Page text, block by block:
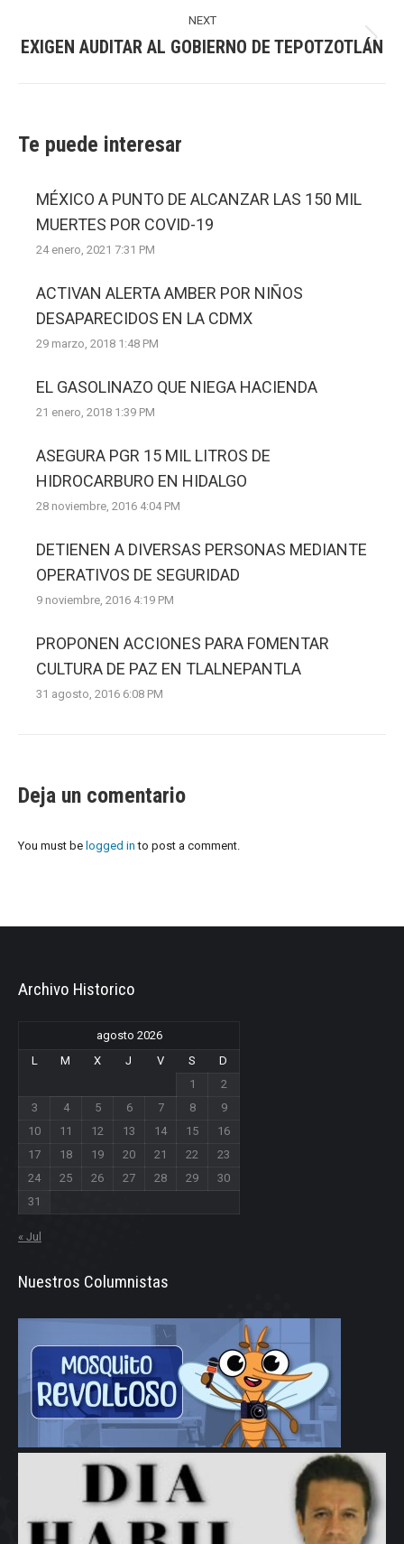
NEXT
Next
EXIGEN AUDITAR AL GOBIERNO DE TEPOTZOTLÁN
Te puede interesar
MÉXICO A PUNTO DE ALCANZAR LAS 150 MIL
MUERTES POR COVID-19
24 enero, 2021 7:31 PM
ACTIVAN ALERTA AMBER POR NIÑOS
DESAPARECIDOS EN LA CDMX
29 marzo, 2018 1:48 PM
EL GASOLINAZO QUE NIEGA HACIENDA
21 enero, 2018 1:39 PM
ASEGURA PGR 15 MIL LITROS DE
HIDROCARBURO EN HIDALGO
28 noviembre, 2016 4:04 PM
DETIENEN A DIVERSAS PERSONAS MEDIANTE
OPERATIVOS DE SEGURIDAD
9 noviembre, 2016 4:19 PM
PROPONEN ACCIONES PARA FOMENTAR
CULTURA DE PAZ EN TLALNEPANTLA
31 agosto, 2016 6:08 PM
Deja un comentario
You must be logged in to post a comment.
Archivo Historico
agosto 2026
L
M X J V S
D
1
2
3
4 5 6 7 8
9
10
11 12 13 14 15
16
17
18 19 20 21 22
23
24
25 26 27 28 29
30
31
« Jul
Nuestros Columnistas